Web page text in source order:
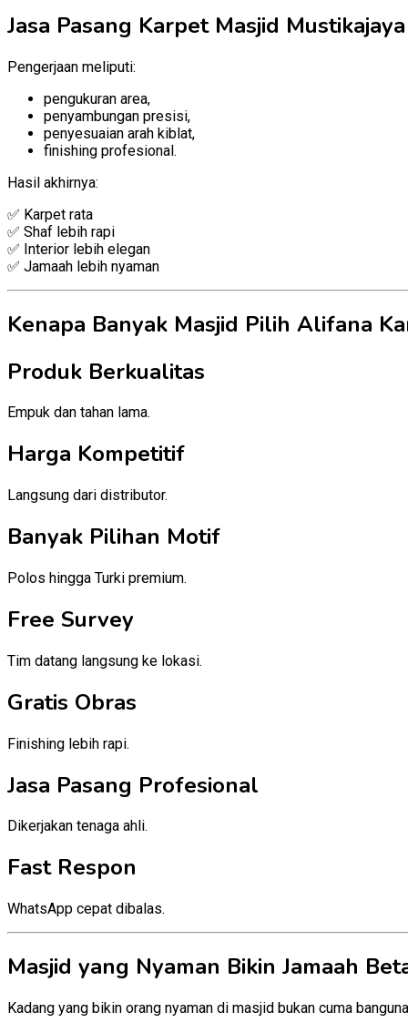
Jasa Pasang Karpet Masjid Mustikajaya
Pengerjaan meliputi:
pengukuran area,
penyambungan presisi,
penyesuaian arah kiblat,
finishing profesional.
Hasil akhirnya:
✅ Karpet rata
✅ Shaf lebih rapi
✅ Interior lebih elegan
✅ Jamaah lebih nyaman
Kenapa Banyak Masjid Pilih Alifana
Produk Berkualitas
Empuk dan tahan lama.
Harga Kompetitif
Langsung dari distributor.
Banyak Pilihan Motif
Polos hingga Turki premium.
Free Survey
Tim datang langsung ke lokasi.
Gratis Obras
Finishing lebih rapi.
Jasa Pasang Profesional
Dikerjakan tenaga ahli.
Fast Respon
WhatsApp cepat dibalas.
Masjid yang Nyaman Bikin Jamaah
Kadang yang bikin orang nyaman di masjid bukan cuma